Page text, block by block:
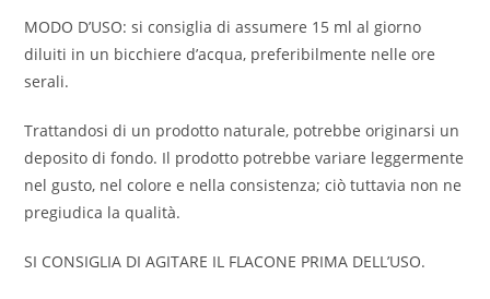
MODO D’USO: si consiglia di assumere 15 ml al giorno
diluiti in un bicchiere d’acqua, preferibilmente nelle ore
serali.
Trattandosi di un prodotto naturale, potrebbe originarsi un
deposito di fondo. Il prodotto potrebbe variare leggermente
nel gusto, nel colore e nella consistenza; ciò tuttavia non ne
pregiudica la qualità.
SI CONSIGLIA DI AGITARE IL FLACONE PRIMA DELL’USO.